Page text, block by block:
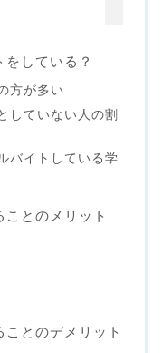
している？
方が多い
していない人の割
バイトしている学
とのメリット
とのデメリット